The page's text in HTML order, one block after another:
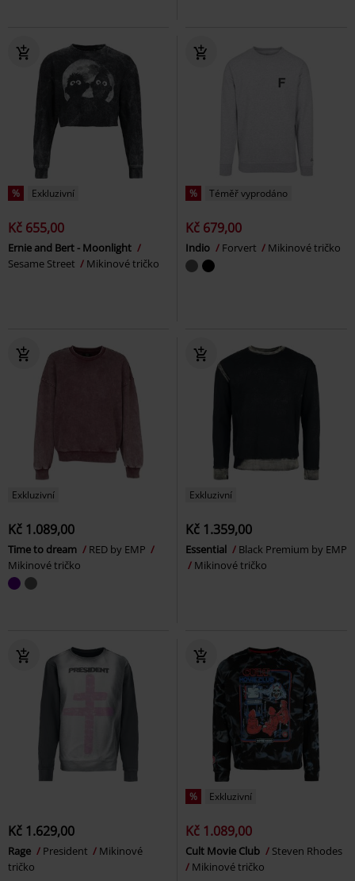
% Exkluzivní
Kč 655,00
Ernie and Bert - Moonlight
Sesame Street
Mikinové tričko
% Téměř vyprodáno
Kč 679,00
Indio Forvert Mikinové tričko
Exkluzivní
Kč 1.089,00
Time to dream
RED by EMP
Mikinové tričko
Exkluzivní
Kč 1.359,00
Essential
Black Premium by EMP
Mikinové tričko
Kč 1.629,00
Rage President
Mikinové
tričko
% Exkluzivní
Kč 1.089,00
Cult Movie Club
Steven Rhodes
Mikinové tričko